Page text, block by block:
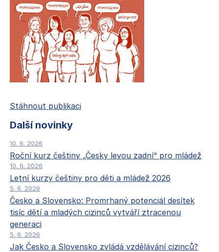
Stáhnout publikaci
Další novinky
10. 6. 2026
Roční kurz češtiny „Česky levou zadní“ pro mládež
10. 6. 2026
Letní kurzy češtiny pro děti a mládež 2026
5. 6. 2026
Česko a Slovensko: Promrhaný potenciál desítek
tisíc dětí a mladých cizinců vytváří ztracenou
generaci
5. 6. 2026
Jak Česko a Slovensko zvládá vzdělávání cizinců?